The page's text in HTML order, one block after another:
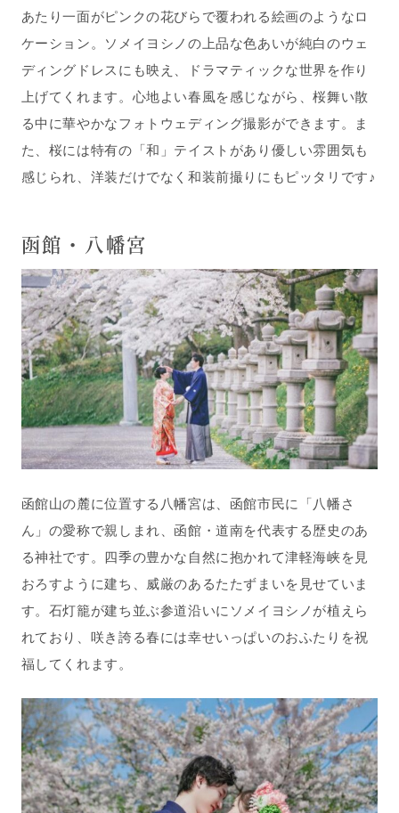
あたり一面がピンクの花びらで覆われる絵画のようなロ
ケーション。ソメイヨシノの上品な色あいが純白のウェ
ディングドレスにも映え、ドラマティックな世界を作り
上げてくれます。心地よい春風を感じながら、桜舞い散
る中に華やかなフォトウェディング撮影ができます。ま
た、桜には特有の「和」テイストがあり優しい雰囲気も
感じられ、洋装だけでなく和装前撮りにもピッタリです♪
函館・八幡宮
函館山の麓に位置する八幡宮は、函館市民に「八幡さ
ん」の愛称で親しまれ、函館・道南を代表する歴史のあ
る神社です。四季の豊かな自然に抱かれて津軽海峡を見
おろすように建ち、威厳のあるたたずまいを見せていま
す。石灯籠が建ち並ぶ参道沿いにソメイヨシノが植えら
れており、咲き誇る春には幸せいっぱいのおふたりを祝
福してくれます。